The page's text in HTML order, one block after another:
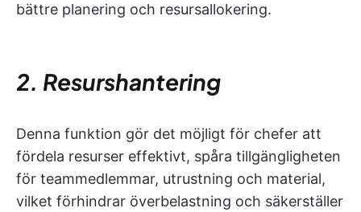
bättre planering och resursallokering.
2. Resurshantering
Denna funktion gör det möjligt för chefer att
fördela resurser effektivt, spåra tillgängligheten
för teammedlemmar, utrustning och material,
vilket förhindrar överbelastning och säkerställer